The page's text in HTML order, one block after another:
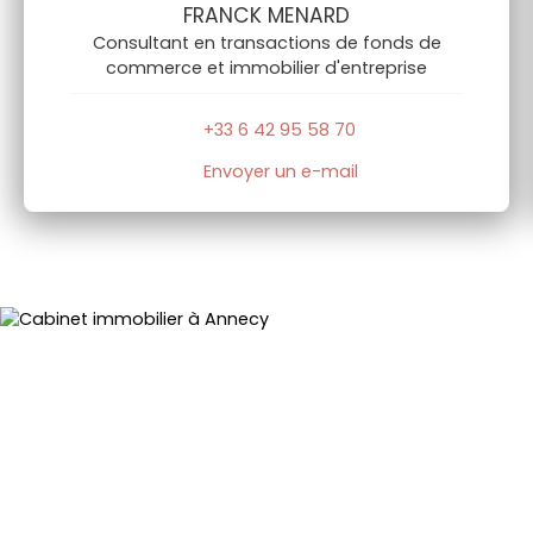
FRANCK MENARD
Consultant en transactions de fonds de
commerce et immobilier d'entreprise
+33 6 42 95 58 70
Envoyer un e-mail